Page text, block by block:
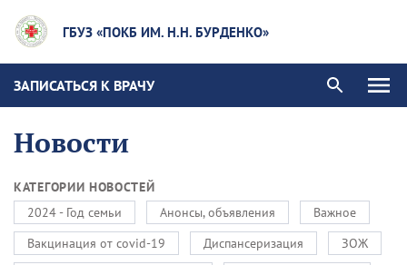
ГБУЗ «ПОКБ ИМ. Н.Н. БУРДЕНКО»
ЗАПИСАТЬСЯ К ВРАЧУ
Новости
КАТЕГОРИИ НОВОСТЕЙ
2024 - Год семьи
Анонсы, объявления
Важное
Вакцинация от covid-19
Диспансеризация
ЗОЖ